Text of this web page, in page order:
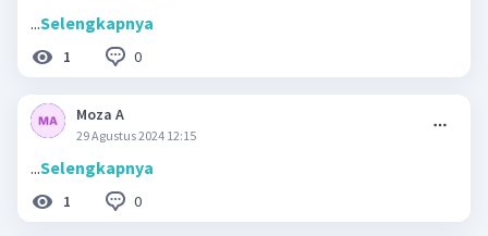
...Selengkapnya
1 0
Moza A
29 Agustus 2024 12:15
...Selengkapnya
1 0